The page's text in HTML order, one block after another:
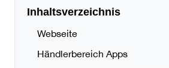
Inhaltsverzeichnis
Webseite
Händlerbereich Apps